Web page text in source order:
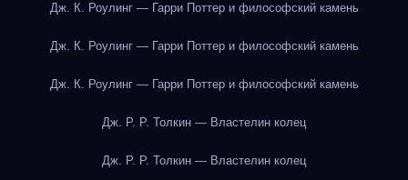
Дж. К. Роулинг — Гарри Поттер и философский камень
Дж. К. Роулинг — Гарри Поттер и философский камень
Дж. К. Роулинг — Гарри Поттер и философский камень
Дж. Р. Р. Толкин — Властелин колец
Дж. Р. Р. Толкин — Властелин колец